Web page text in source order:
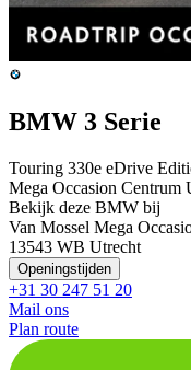
BMW 3 Serie
Touring 330e eDrive
Mega Occasion Centrum
Bekijk deze BMW bij
Van Mossel Mega
13543 WB Utrecht
Openingstijden
+31 30 247 51 20
Mail ons
Plan route